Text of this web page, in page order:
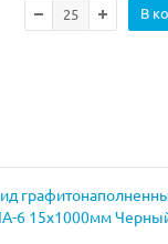
В
6 15х1000мм